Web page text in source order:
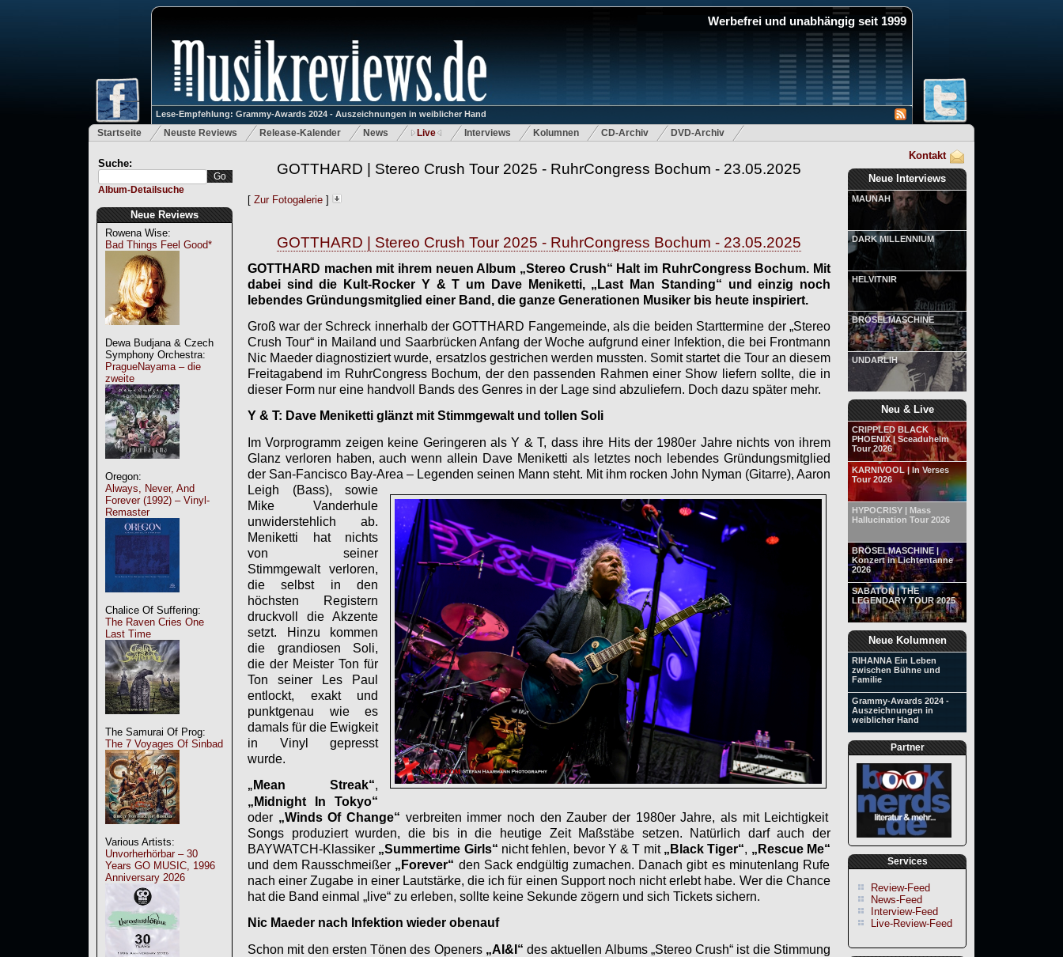
Werbefrei und unabhängig seit 1999
Lese-Empfehlung: Grammy-Awards 2024 - Auszeichnungen in weiblicher Hand
Startseite Neuste Reviews Release-Kalender News Live Interviews Kolumnen CD-Archiv DVD-Archiv
Suche:
Album-Detailsuche
Neue Reviews
Rowena Wise:
Bad Things Feel Good*
Dewa Budjana & Czech
Symphony Orchestra:
PragueNayama – die
zweite
Oregon:
Always, Never, And
Forever (1992) – Vinyl-
Remaster
Chalice Of Suffering:
The Raven Cries One
Last Time
The Samurai Of Prog:
The 7 Voyages Of Sinbad
Various Artists:
Unvorherhörbar – 30
Years GO MUSIC, 1996
Anniversary 2026
Kontakt
Neue Interviews
MAUNAH
DARK MILLENNIUM
HELVITNIR
BRÖSELMASCHINE
UNDARLIH
Neu & Live
CRIPPLED BLACK
PHOENIX | Sceaduhelm
Tour 2026
KARNIVOOL | In Verses
Tour 2026
HYPOCRISY | Mass
Hallucination Tour 2026
BRÖSELMASCHINE |
Konzert in Lichtentanne
2026
SABATON | THE
LEGENDARY TOUR 2025
Neue Kolumnen
RIHANNA Ein Leben
zwischen Bühne und
Familie
Grammy-Awards 2024 -
Auszeichnungen in
weiblicher Hand
Partner
Services
Review-Feed
News-Feed
Interview-Feed
Live-Review-Feed
GOTTHARD | Stereo Crush Tour 2025 - RuhrCongress Bochum - 23.05.2025
[ Zur Fotogalerie ]
GOTTHARD | Stereo Crush Tour 2025 - RuhrCongress Bochum - 23.05.2025
GOTTHARD machen mit ihrem neuen Album „Stereo Crush“ Halt im RuhrCongress Bochum. Mit
dabei sind die Kult-Rocker Y & T um Dave Meniketti, „Last Man Standing“ und einzig noch
lebendes Gründungsmitglied einer Band, die ganze Generationen Musiker bis heute inspiriert.
Groß war der Schreck innerhalb der GOTTHARD Fangemeinde, als die beiden Starttermine der „Stereo
Crush Tour“ in Mailand und Saarbrücken Anfang der Woche aufgrund einer Infektion, die bei Frontmann
Nic Maeder diagnostiziert wurde, ersatzlos gestrichen werden mussten. Somit startet die Tour an diesem
Freitagabend im RuhrCongress Bochum, der den passenden Rahmen einer Show liefern sollte, die in
dieser Form nur eine handvoll Bands des Genres in der Lage sind abzuliefern. Doch dazu später mehr.
Y & T: Dave Meniketti glänzt mit Stimmgewalt und tollen Soli
Im Vorprogramm zeigen keine Geringeren als Y & T, dass ihre Hits der 1980er Jahre nichts von ihrem
Glanz verloren haben, auch wenn allein Dave Meniketti als letztes noch lebendes Gründungsmitglied
der San-Fancisco Bay-Area – Legenden seinen Mann steht. Mit ihm rocken John Nyman (Gitarre), Aaron
Leigh (Bass), sowie
Mike Vanderhule
unwiderstehlich ab.
Meniketti hat nichts
von seiner
Stimmgewalt verloren,
die selbst in den
höchsten Registern
druckvoll die Akzente
setzt. Hinzu kommen
die grandiosen Soli,
die der Meister Ton für
Ton seiner Les Paul
entlockt, exakt und
punktgenau wie es
damals für die Ewigkeit
in Vinyl gepresst
wurde.
„ Mean Streak“,
„Midnight In Tokyo“
oder „Winds Of Change“ verbreiten immer noch den Zauber der 1980er Jahre, als mit Leichtigkeit
Songs produziert wurden, die bis in die heutige Zeit Maßstäbe setzen. Natürlich darf auch der
BAYWATCH-Klassiker „Summertime Girls“ nicht fehlen, bevor Y & T mit „Black Tiger“, „Rescue Me“
und dem Rausschmeißer „Forever“ den Sack endgültig zumachen. Danach gibt es minutenlang Rufe
nach einer Zugabe in einer Lautstärke, die ich für einen Support noch nicht erlebt habe. Wer die Chance
hat die Band einmal „live“ zu erleben, sollte keine Sekunde zögern und sich Tickets sichern.
Nic Maeder nach Infektion wieder obenauf
Schon mit den ersten Tönen des Openers „AI&I“ des aktuellen Albums „Stereo Crush“ ist die Stimmung